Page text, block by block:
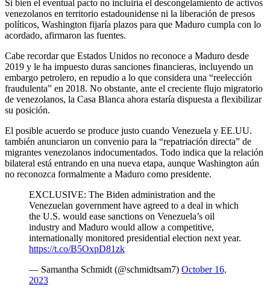
Si bien el eventual pacto no incluiría el descongelamiento de activos
venezolanos en territorio estadounidense ni la liberación de presos
políticos, Washington fijaría plazos para que Maduro cumpla con lo
acordado, afirmaron las fuentes.
Cabe recordar que Estados Unidos no reconoce a Maduro desde
2019 y le ha impuesto duras sanciones financieras, incluyendo un
embargo petrolero, en repudio a lo que considera una “reelección
fraudulenta” en 2018. No obstante, ante el creciente flujo migratorio
de venezolanos, la Casa Blanca ahora estaría dispuesta a flexibilizar
su posición.
El posible acuerdo se produce justo cuando Venezuela y EE.UU.
también anunciaron un convenio para la “repatriación directa” de
migrantes venezolanos indocumentados. Todo indica que la relación
bilateral está entrando en una nueva etapa, aunque Washington aún
no reconozca formalmente a Maduro como presidente.
EXCLUSIVE: The Biden administration and the
Venezuelan government have agreed to a deal in which
the U.S. would ease sanctions on Venezuela’s oil
industry and Maduro would allow a competitive,
internationally monitored presidential election next year.
https://t.co/B5OxpD81zk
— Samantha Schmidt (@schmidtsam7) October 16,
2023